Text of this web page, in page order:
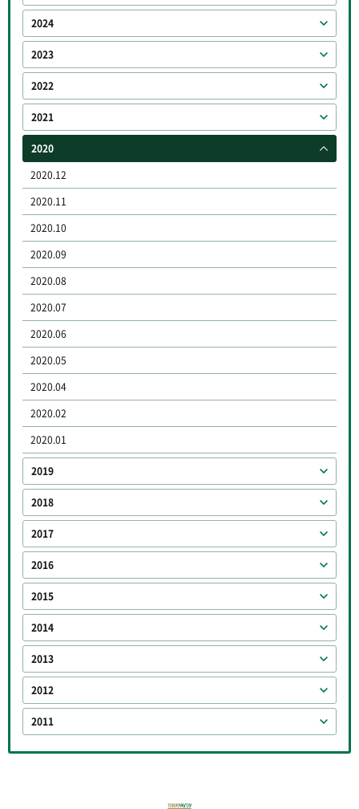
2024
2023
2022
2021
2020
2020.12
2020.11
2020.10
2020.09
2020.08
2020.07
2020.06
2020.05
2020.04
2020.02
2020.01
2019
2018
2017
2016
2015
2014
2013
2012
2011